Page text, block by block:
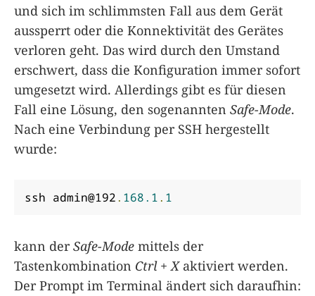
und sich im schlimmsten Fall aus dem Gerät
aussperrt oder die Konnektivität des Gerätes
verloren geht. Das wird durch den Umstand
erschwert, dass die Konfiguration immer sofort
umgesetzt wird. Allerdings gibt es für diesen
Fall eine Lösung, den sogenannten Safe-Mode.
Nach eine Verbindung per SSH hergestellt
wurde:
ssh admin@192. 168.1. 1
kann derSafe-Mode mittels der
Tastenkombination Ctrl + Xaktiviert werden.
Der Prompt im Terminal ändert sich daraufhin: